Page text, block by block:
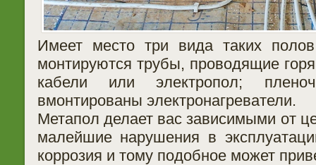
Имеет место три вида таких
монтируются трубы, проводящие
кабели или электропол;
вмонтированы электронагреватели.
Метапол делает вас зависимыми от
малейшие нарушения в
коррозия и тому подобное может